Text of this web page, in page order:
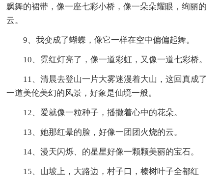
飘舞的裙带，像一座七彩小桥，像一朵朵耀眼，绚丽的
云。
9、我变成了蝴蝶，像它一样在空中偏偏起舞。
10、霓红灯亮了，像一道彩虹，又像一道七彩桥。
11、清晨去登山一片大雾迷漫着大山，这回真成了
一道美伦美幻的风景，好象是仙境一般。
12、爱就像一粒种子，播撒着心中的花朵。
13、她那红晕的脸，好像一团团火烧的云。
14、漫天闪烁、的星星好像一颗颗美丽的宝石。
15、山坡上，大路边，村子口，榛树叶子全都红